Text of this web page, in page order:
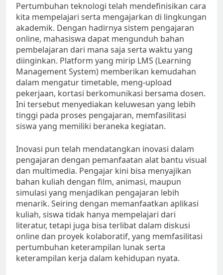
Pertumbuhan teknologi telah mendefinisikan cara
kita mempelajari serta mengajarkan di lingkungan
akademik. Dengan hadirnya sistem pengajaran
online, mahasiswa dapat mengunduh bahan
pembelajaran dari mana saja serta waktu yang
diinginkan. Platform yang mirip LMS (Learning
Management System) memberikan kemudahan
dalam mengatur timetable, meng-upload
pekerjaan, kortasi berkomunikasi bersama dosen.
Ini tersebut menyediakan keluwesan yang lebih
tinggi pada proses pengajaran, memfasilitasi
siswa yang memiliki beraneka kegiatan.
Inovasi pun telah mendatangkan inovasi dalam
pengajaran dengan pemanfaatan alat bantu visual
dan multimedia. Pengajar kini bisa menyajikan
bahan kuliah dengan film, animasi, maupun
simulasi yang menjadikan pengajaran lebih
menarik. Seiring dengan memanfaatkan aplikasi
kuliah, siswa tidak hanya mempelajari dari
literatur, tetapi juga bisa terlibat dalam diskusi
online dan proyek kolaboratif, yang memfasilitasi
pertumbuhan keterampilan lunak serta
keterampilan kerja dalam kehidupan nyata.